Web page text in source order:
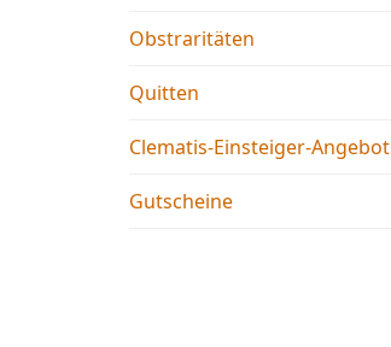
Obstraritäten
Quitten
Clematis-Einsteiger-Angebot
Gutscheine